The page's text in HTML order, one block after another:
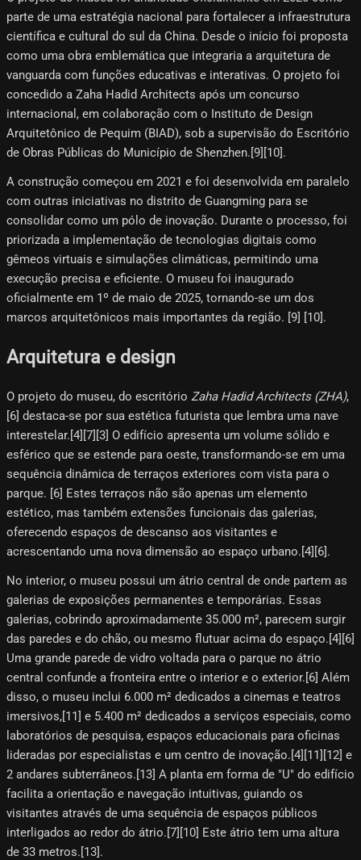
parte de uma estratégia nacional para fortalecer a infraestrutura
científica e cultural do sul da China. Desde o início foi proposta
como uma obra emblemática que integraria a arquitetura de
vanguarda com funções educativas e interativas. O projeto foi
concedido a Zaha Hadid Architects após um concurso
internacional, em colaboração com o Instituto de Design
Arquitetônico de Pequim (BIAD), sob a supervisão do Escritório
de Obras Públicas do Município de Shenzhen.[9]​[10]​.
A construção começou em 2021 e foi desenvolvida em paralelo
com outras iniciativas no distrito de Guangming para se
consolidar como um pólo de inovação. Durante o processo, foi
priorizada a implementação de tecnologias digitais como
gêmeos virtuais e simulações climáticas, permitindo uma
execução precisa e eficiente. O museu foi inaugurado
oficialmente em 1º de maio de 2025, tornando-se um dos
marcos arquitetônicos mais importantes da região. [9]​ [10]​.
Arquitetura e design
O projeto do museu, do escritório Zaha Hadid Architects (ZHA),
[6]​ destaca-se por sua estética futurista que lembra uma nave
interestelar.[4]​[7]​[3]​ O edifício apresenta um volume sólido e
esférico que se estende para oeste, transformando-se em uma
sequência dinâmica de terraços exteriores com vista para o
parque. [6]​ Estes terraços não são apenas um elemento
estético, mas também extensões funcionais das galerias,
oferecendo espaços de descanso aos visitantes e
acrescentando uma nova dimensão ao espaço urbano.[4]​[6]​.
No interior, o museu possui um átrio central de onde partem as
galerias de exposições permanentes e temporárias. Essas
galerias, cobrindo aproximadamente 35.000 m², parecem surgir
das paredes e do chão, ou mesmo flutuar acima do espaço.[4]​[6]​
Uma grande parede de vidro voltada para o parque no átrio
central confunde a fronteira entre o interior e o exterior.[6]​ Além
disso, o museu inclui 6.000 m² dedicados a cinemas e teatros
imersivos,[11]​ e 5.400 m² dedicados a serviços especiais, como
laboratórios de pesquisa, espaços educacionais para oficinas
lideradas por especialistas e um centro de inovação.[4]​[11]​[12]​ e
2 andares subterrâneos.[13]​ A planta em forma de "U" do edifício
facilita a orientação e navegação intuitivas, guiando os
visitantes através de uma sequência de espaços públicos
interligados ao redor do átrio.[7]​[10]​ Este átrio tem uma altura
de 33 metros.[13]​.